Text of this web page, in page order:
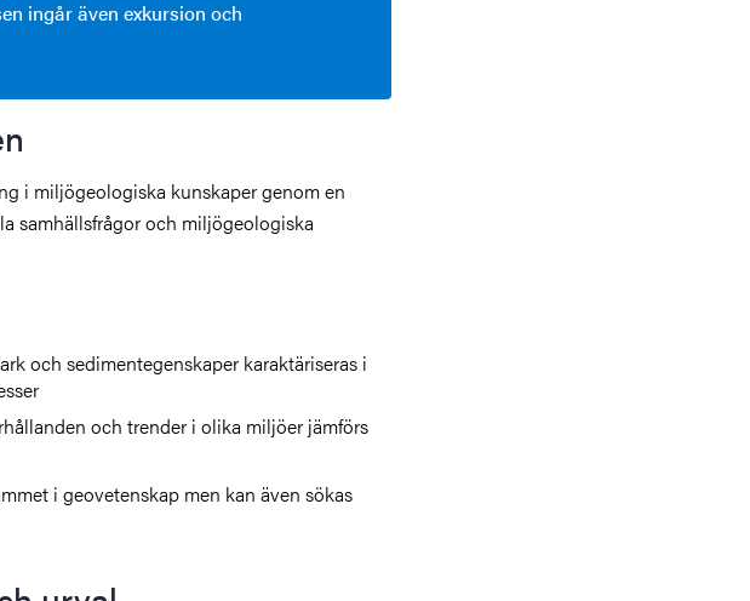
ingår även exkursion och
i miljögeologiska kunskaper genom en
samhällsfrågor och miljögeologiska
och sedimentegenskaper karaktäriseras i
och trender i olika miljöer jämförs
i geovetenskap men kan även sökas